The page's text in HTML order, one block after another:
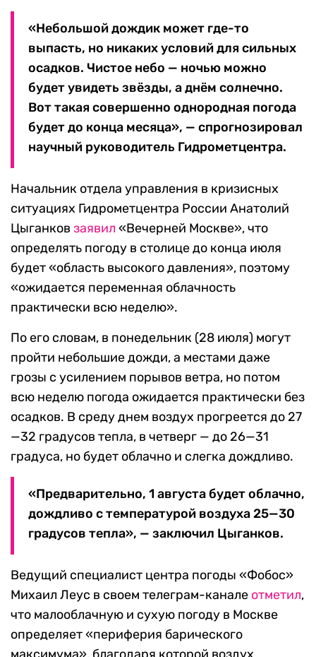
«Небольшой дождик может где-то
выпасть, но никаких условий для сильных
осадков. Чистое небо — ночью можно
будет увидеть звёзды, а днём солнечно.
Вот такая совершенно однородная погода
будет до конца месяца», — спрогнозировал
научный руководитель Гидрометцентра.
Начальник отдела управления в кризисных
ситуациях Гидрометцентра России Анатолий
Цыганков заявил «Вечерней Москве», что
определять погоду в столице до конца июля
будет «область высокого давления», поэтому
«ожидается переменная облачность
практически всю неделю».
По его словам, в понедельник (28 июля) могут
пройти небольшие дожди, а местами даже
грозы с усилением порывов ветра, но потом
всю неделю погода ожидается практически без
осадков. В среду днем воздух прогреется до 27
—32 градусов тепла, в четверг — до 26—31
градуса, но будет облачно и слегка дождливо.
«Предварительно, 1 августа будет облачно,
дождливо с температурой воздуха 25—30
градусов тепла», — заключил Цыганков.
Ведущий специалист центра погоды «Фобос»
Михаил Леус в своем телеграм-канале отметил,
что малооблачную и сухую погоду в Москве
определяет «периферия барического